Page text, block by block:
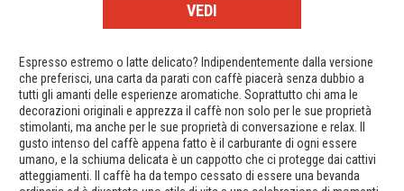
VEDI
Espresso estremo o latte delicato? Indipendentemente dalla versione
che preferisci, una carta da parati con caffè piacerà senza dubbio a
tutti gli amanti delle esperienze aromatiche. Soprattutto chi ama le
decorazioni originali e apprezza il caffè non solo per le sue proprietà
stimolanti, ma anche per le sue proprietà di conversazione e relax. Il
gusto intenso del caffè appena fatto è il carburante di ogni essere
umano, e la schiuma delicata è un cappotto che ci protegge dai cattivi
atteggiamenti. Il caffè ha da tempo cessato di essere una bevanda